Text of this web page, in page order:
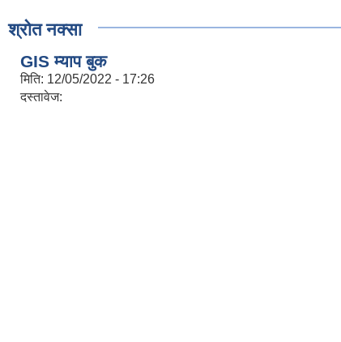
श्रोत नक्सा
GIS म्याप बुक
मिति: 12/05/2022 - 17:26
दस्तावेज: